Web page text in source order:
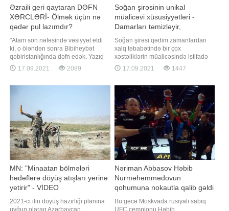
Əzraili geri qaytaran DƏFN
XƏRCLƏRİ- Ölmək üçün nə
qədər pul lazımdır?
"Atam son nəfəsində vəsiyyət etdi
ki, o öləndən sonra Bibiheybət
qəbiristanlığında dəfn edək. Yazıq
kişi gözünü yumanda düşdük əl-
ayağa. Ölü üçün ağlamaq qaldı bir
deyir ki, üz tutduqlar
17.09.2021 2089
Soğan şirəsinin unikal
müalicəvi xüsusiyyətləri -
Damarları təmizləyir,
xərçəngdən qoruyur
Soğan şirəsi qədim zamanlardan
xalq təbabətində bir çox
xəstəliklərin müalicəsində istifadə
olunur. Soğanı və soğan şirəsini
"təbii antibiotik" adlandırırlar.
bakterial infeksiyaların
müalicəsində soğan şirəsi çox
geniş istifadə olunurdu. Bu haqda
məlumatla
17.09.2021 1447
MN: "Minaatan bölmələri
hədəflərə döyüş atışları yerinə
yetirir" - VİDEO
2021-ci ilin döyüş hazırlığı planına
uyğun olaraq Azərbaycan
Nəriman Abbasov Həbib
Nurməhəmmədovun
qohumuna nokautla qalib gəldi
- VİDEO
Bu gecə Moskvada rusiyalı sabiq
UFC çempionu Həbib